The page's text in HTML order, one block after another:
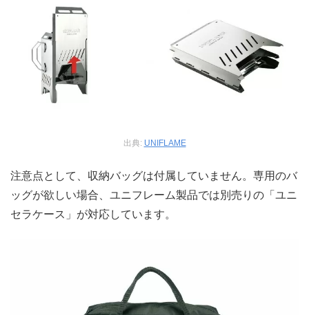
出典: UNIFLAME
注意点として、収納バッグは付属していません。専用のバ
ッグが欲しい場合、ユニフレーム製品では別売りの「ユニ
セラケース」が対応しています。